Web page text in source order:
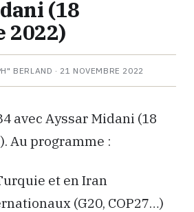
(18
2022)
BERLAND · 21 NOVEMBRE 2022
avec Ayssar Midani (18
Au programme :
et en Iran
(G20, COP27…)